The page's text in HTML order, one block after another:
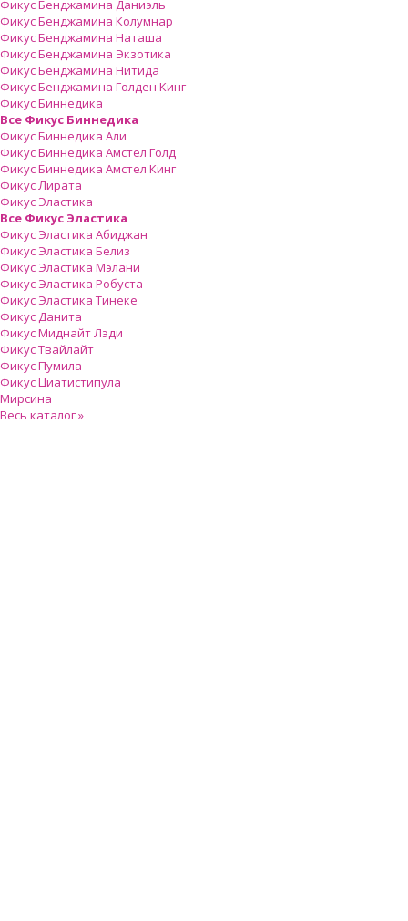
Фикус Бенджамина Даниэль
Фикус Бенджамина Колумнар
Фикус Бенджамина Наташа
Фикус Бенджамина Экзотика
Фикус Бенджамина Нитида
Фикус Бенджамина Голден Кинг
Фикус Биннедика
Все Фикус Биннедика
Фикус Биннедика Али
Фикус Биннедика Амстел Голд
Фикус Биннедика Амстел Кинг
Фикус Лирата
Фикус Эластика
Все Фикус Эластика
Фикус Эластика Абиджан
Фикус Эластика Белиз
Фикус Эластика Мэлани
Фикус Эластика Робуста
Фикус Эластика Тинеке
Фикус Данита
Фикус Миднайт Лэди
Фикус Твайлайт
Фикус Пумила
Фикус Циатистипула
Мирсина
Весь каталог »